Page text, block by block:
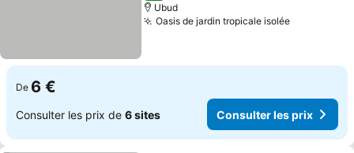
Ubud
Oasis de jardin tropicale isoléeConsulter
De 6 €
Consulter les prix de 6 sites Consulter les prix